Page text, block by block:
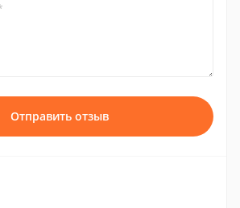
Отправить отзыв